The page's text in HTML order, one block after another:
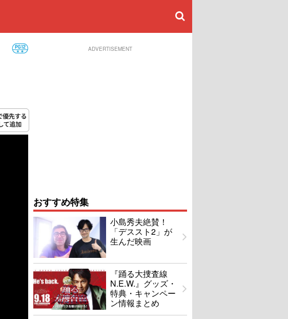
ADVERTISEMENT
おすすめ特集
小島秀夫絶賛！
「デススト2」が
生んだ映画
『踊る大捜査線
N.E.W.』グッズ・
特典・キャンペー
ン情報まとめ